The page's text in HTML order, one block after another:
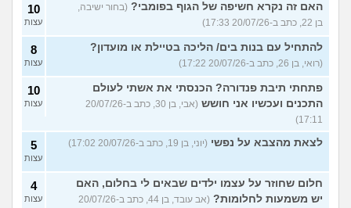
האם זה נקרא חשיפה של הגוף בפומבי? (בחור ישיבה,
בן 22, כתב ב-20/07/26 17:33)
10
עצות
להתחיל עם בנות בים/ הליכה בטיילת או מועדון?
(רואי, בן 26, כתב ב-20/07/26 17:22)
8
עצות
פתחתי תיבת פנדורה? הכנסתי את אשתי לעולם
התכנים ועכשיו אני חושש
(אבי, בן 30, כתב ב-20/07/26
17:11)
10
עצות
לצאת מהצבא על נפשי (יוני, בן 19, כתב ב-20/07/26 17:02) 5
עצות
חלום שחוזר על עצמו ילדים שבאים לי בחלום, האם
יש משמעות לחלומות?
(אב עובד, בן 44, כתב ב-20/07/26
4
עצות